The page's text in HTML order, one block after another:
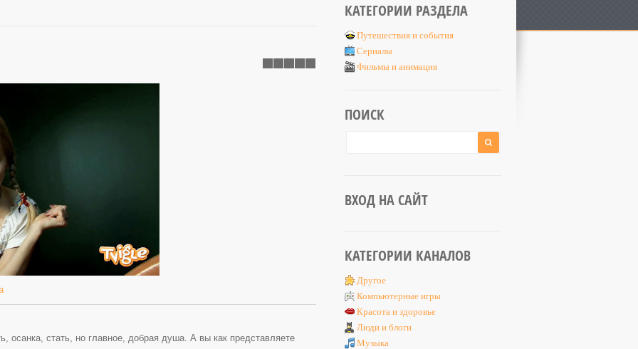
осанка, стать, но главное, добрая душа. А вы как представляете
КАТЕГОРИИ РАЗДЕЛА
Путешествия и события
Сериалы
Фильмы и анимация
ПОИСК
ВХОД НА САЙТ
КАТЕГОРИИ КАНАЛОВ
Другое
Компьютерные игры
Красота и здоровье
Люди и блоги
Музыка